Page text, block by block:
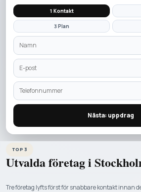
1 Kontakt
3 Plan
Nästa: uppdrag
TOP 3
Utvalda företag i
Tre företag lyfts först för snabbare kontakt innan